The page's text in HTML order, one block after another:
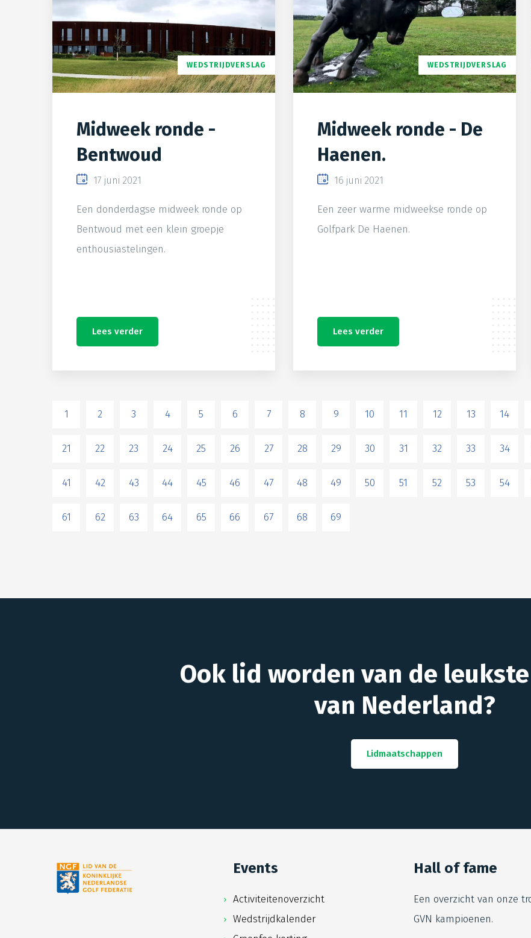
WEDSTRIJDVERSLAG
Midweek ronde -
Bentwoud
17 juni 2021
Een donderdagse midweek ronde op
Bentwoud met een klein groepje
enthousiastelingen.
Lees verder
WEDSTRIJDVERSLAG
Midweek ronde - De
Haenen.
16 juni 2021
Een zeer warme midweekse ronde op
Golfpark De Haenen.
Lees verder
1 2 3 4 5 6 7 8 9 10 11 12 13 14
21 22 23 24 25 26 27 28 29 30 31 32 33 34
41 42 43 44 45 46 47 48 49 50 51 52 53 54
61 62 63 64 65 66 67 68 69
Ook lid worden van de
van Nederland?
Lidmaatschappen
Events
Activiteitenoverzicht
Wedstrijdkalender
Hall of fame
Een overzicht van onze
GVN kampioenen.